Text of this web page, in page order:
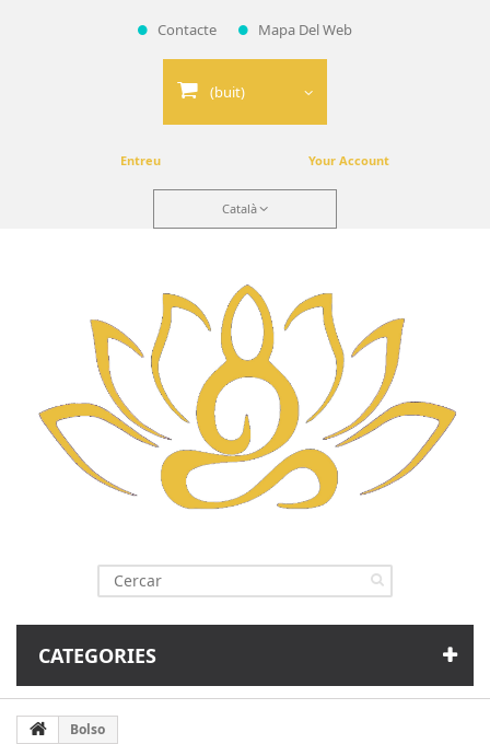
Contacte Mapa Del Web
(buit)
Entreu Your Account
Català
CATEGORIES
Bolso